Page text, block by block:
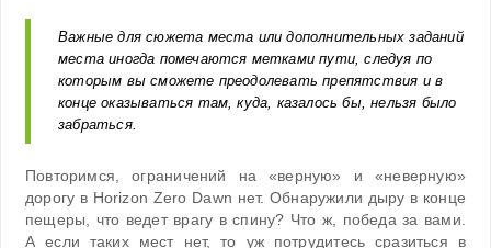
Важные для сюжета места или дополнительных заданий
места иногда помечаются метками пути, следуя по
которым вы сможете преодолевать препятствия и в
конце оказываться там, куда, казалось бы, нельзя было
забраться.
Повторимся, ограничений на «верную» и «неверную»
дорогу в Horizon Zero Dawn нет. Обнаружили дыру в конце
пещеры, что ведет врагу в спину? Что ж, победа за вами.
А если таких мест нет, то уж потрудитесь сразиться в